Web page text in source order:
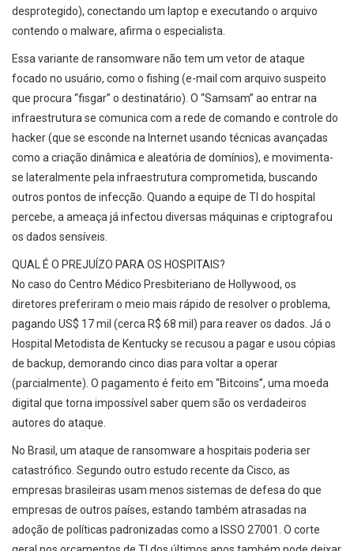
desprotegido), conectando um laptop e executando o arquivo
contendo o malware, afirma o especialista.
Essa variante de ransomware não tem um vetor de ataque
focado no usuário, como o fishing (e-mail com arquivo suspeito
que procura “fisgar” o destinatário). O “Samsam” ao entrar na
infraestrutura se comunica com a rede de comando e controle do
hacker (que se esconde na Internet usando técnicas avançadas
como a criação dinâmica e aleatória de domínios), e movimenta-
se lateralmente pela infraestrutura comprometida, buscando
outros pontos de infecção. Quando a equipe de TI do hospital
percebe, a ameaça já infectou diversas máquinas e criptografou
os dados sensíveis.
QUAL É O PREJUÍZO PARA OS HOSPITAIS?
No caso do Centro Médico Presbiteriano de Hollywood, os
diretores preferiram o meio mais rápido de resolver o problema,
pagando US$ 17 mil (cerca R$ 68 mil) para reaver os dados. Já o
Hospital Metodista de Kentucky se recusou a pagar e usou cópias
de backup, demorando cinco dias para voltar a operar
(parcialmente). O pagamento é feito em “Bitcoins”, uma moeda
digital que torna impossível saber quem são os verdadeiros
autores do ataque.
No Brasil, um ataque de ransomware a hospitais poderia ser
catastrófico. Segundo outro estudo recente da Cisco, as
empresas brasileiras usam menos sistemas de defesa do que
empresas de outros países, estando também atrasadas na
adoção de políticas padronizadas como a ISSO 27001. O corte